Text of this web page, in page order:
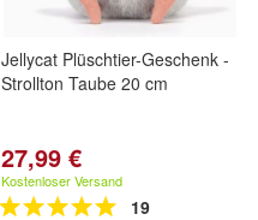
Jellycat Plüschtier-Geschenk -
Strollton Taube 20 cm
27,99 €
Kostenloser Versand
19